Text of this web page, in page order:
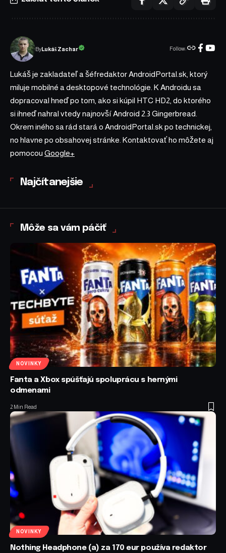
ByLukáš Zachar Follow:
Lukáš je zakladateľ a šéfredaktor AndroidPortal.sk, ktorý
miluje mobilné a desktopové technológie. K Androidu sa
dopracoval hneď po tom, ako si kúpil HTC HD2, do ktorého
si ihneď nahral vtedy najnovší Android 2.3 Gingerbread.
Okrem iného sa rád stará o AndroidPortal.sk po technickej,
no hlavne po obsahovej stránke. Kontaktovať ho môžete aj
pomocou Google+
Najčítanejšie
Môže sa vám páčiť
NOVINKY
Fanta a Xbox spúšťajú spoluprácu s hernými
odmenami
2 Min Read
NOVINKY
Nothing Headphone (a) za 170 eur používa redaktor